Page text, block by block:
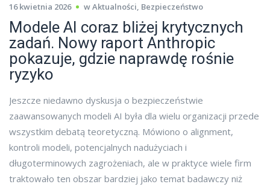
16 kwietnia 2026 wAktualności Bezpieczeństwo
Modele AI coraz bliżej krytycznych
zadań. Nowy raport Anthropic
pokazuje, gdzie naprawdę rośnie
ryzyko
Jeszcze niedawno dyskusja o bezpieczeństwie
zaawansowanych modeli AI była dla wielu organizacji przede
wszystkim debatą teoretyczną. Mówiono o alignment,
kontroli modeli, potencjalnych nadużyciach i
długoterminowych zagrożeniach, ale w praktyce wiele firm
traktowało ten obszar bardziej jako temat badawczy niż